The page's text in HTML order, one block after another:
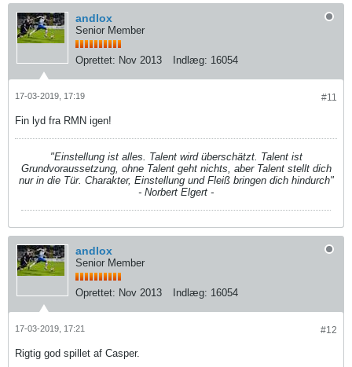
andlox
Senior Member
Oprettet: Nov 2013 Indlæg: 16054
#11
17-03-2019, 17:19
Fin lyd fra RMN igen!
"Einstellung ist alles. Talent wird überschätzt. Talent ist
Grundvoraussetzung, ohne Talent geht nichts, aber Talent stellt dich
nur in die Tür. Charakter, Einstellung und Fleiß bringen dich hindurch"
- Norbert Elgert -
andlox
Senior Member
Oprettet: Nov 2013 Indlæg: 16054
#12
17-03-2019, 17:21
Rigtig god spillet af Casper.